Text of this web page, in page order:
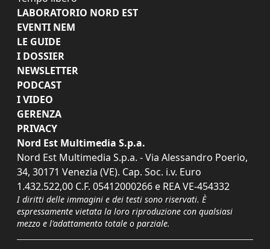
LABORATORIO NORD EST
EVENTI NEM
LE GUIDE
I DOSSIER
NEWSLETTER
PODCAST
I VIDEO
GERENZA
PRIVACY
Nord Est Multimedia S.p.a.
Nord Est Multimedia S.p.a. - Via Alessandro Poerio,
34, 30171 Venezia (VE). Cap. Soc. i.v. Euro
1.432.522,00 C.F. 05412000266 e REA VE-454332
I diritti delle immagini e dei testi sono riservati. È
espressamente vietata la loro riproduzione con qualsiasi
mezzo e l'adattamento totale o parziale.